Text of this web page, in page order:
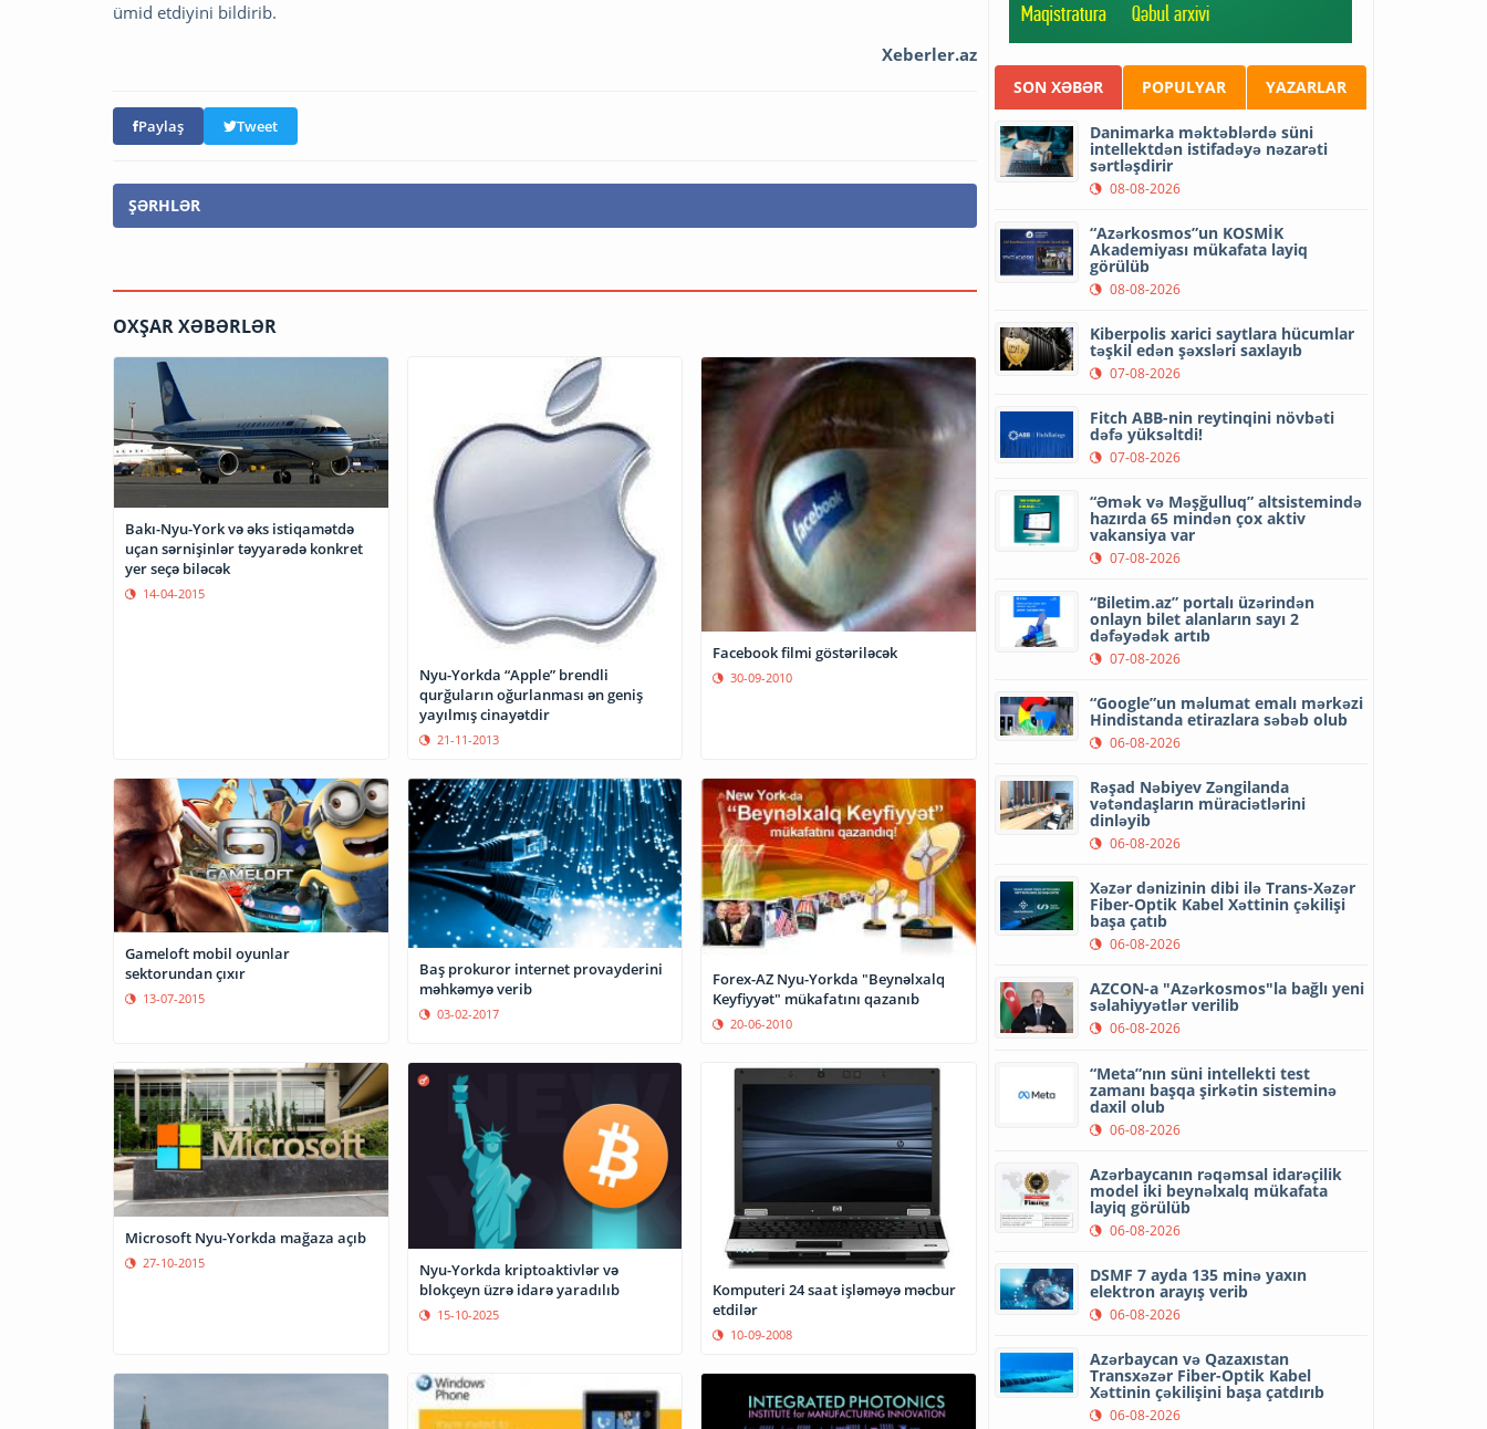
ümid etdiyini bildirib.
Xeberler.az
Paylaş Tweet
ŞƏRHLƏR
OXŞAR XƏBƏRLƏR
Bakı-Nyu-York və əks istiqamətdə
uçan sərnişinlər təyyarədə konkret
yer seçə biləcək
14-04-2015
Nyu-Yorkda “Apple” brendli
qurğuların oğurlanması ən geniş
yayılmış cinayətdir
21-11-2013
Facebook filmi göstəriləcək
30-09-2010
Gameloft mobil oyunlar
sektorundan çıxır
13-07-2015
Baş prokuror internet provayderini
məhkəmyə verib
03-02-2017
Forex-AZ Nyu-Yorkda "Beynəlxalq
Keyfiyyət" mükafatını qazanıb
20-06-2010
Microsoft Nyu-Yorkda mağaza açıb
27-10-2015
Nyu-Yorkda kriptoaktivlər və
blokçeyn üzrə idarə yaradılıb
15-10-2025
Komputeri 24 saat işləməyə məcbur
etdilər
10-09-2008
SON XƏBƏR POPULYAR YAZARLAR
Danimarka məktəblərdə süni
intellektdən istifadəyə nəzarəti
sərtləşdirir
08-08-2026
“Azərkosmos”un KOSMİK
Akademiyası mükafata layiq
görülüb
08-08-2026
Kiberpolis xarici saytlara hücumlar
təşkil edən şəxsləri saxlayıb
07-08-2026
Fitch ABB-nin reytinqini növbəti
dəfə yüksəltdi!
07-08-2026
“Əmək və Məşğulluq” altsistemində
hazırda 65 mindən çox aktiv
vakansiya var
07-08-2026
“Biletim.az” portalı üzərindən
onlayn bilet alanların sayı 2
dəfəyədək artıb
07-08-2026
“Google”un məlumat emalı mərkəzi
Hindistanda etirazlara səbəb olub
06-08-2026
Rəşad Nəbiyev Zəngilanda
vətəndaşların müraciətlərini
dinləyib
06-08-2026
Xəzər dənizinin dibi ilə Trans-Xəzər
Fiber-Optik Kabel Xəttinin çəkilişi
başa çatıb
06-08-2026
AZCON-a "Azərkosmos"la bağlı yeni
səlahiyyətlər verilib
06-08-2026
“Meta”nın süni intellekti test
zamanı başqa şirkətin sisteminə
daxil olub
06-08-2026
Azərbaycanın rəqəmsal idarəçilik
model iki beynəlxalq mükafata
layiq görülüb
06-08-2026
DSMF 7 ayda 135 minə yaxın
elektron arayış verib
06-08-2026
Azərbaycan və Qazaxıstan
Transxəzər Fiber-Optik Kabel
Xəttinin çəkilişini başa çatdırıb
06-08-2026